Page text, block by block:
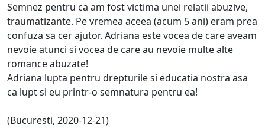
Semnez pentru ca am fost victima unei relatii abuzive,
traumatizante. Pe vremea aceea (acum 5 ani) eram prea
confuza sa cer ajutor. Adriana este vocea de care aveam
nevoie atunci si vocea de care au nevoie multe alte
romance abuzate!
Adriana lupta pentru drepturile si educatia nostra asa
ca lupt si eu printr-o semnatura pentru ea!
(Bucuresti, 2020-12-21)